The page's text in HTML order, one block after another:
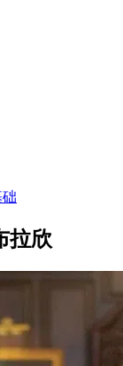
拉欣